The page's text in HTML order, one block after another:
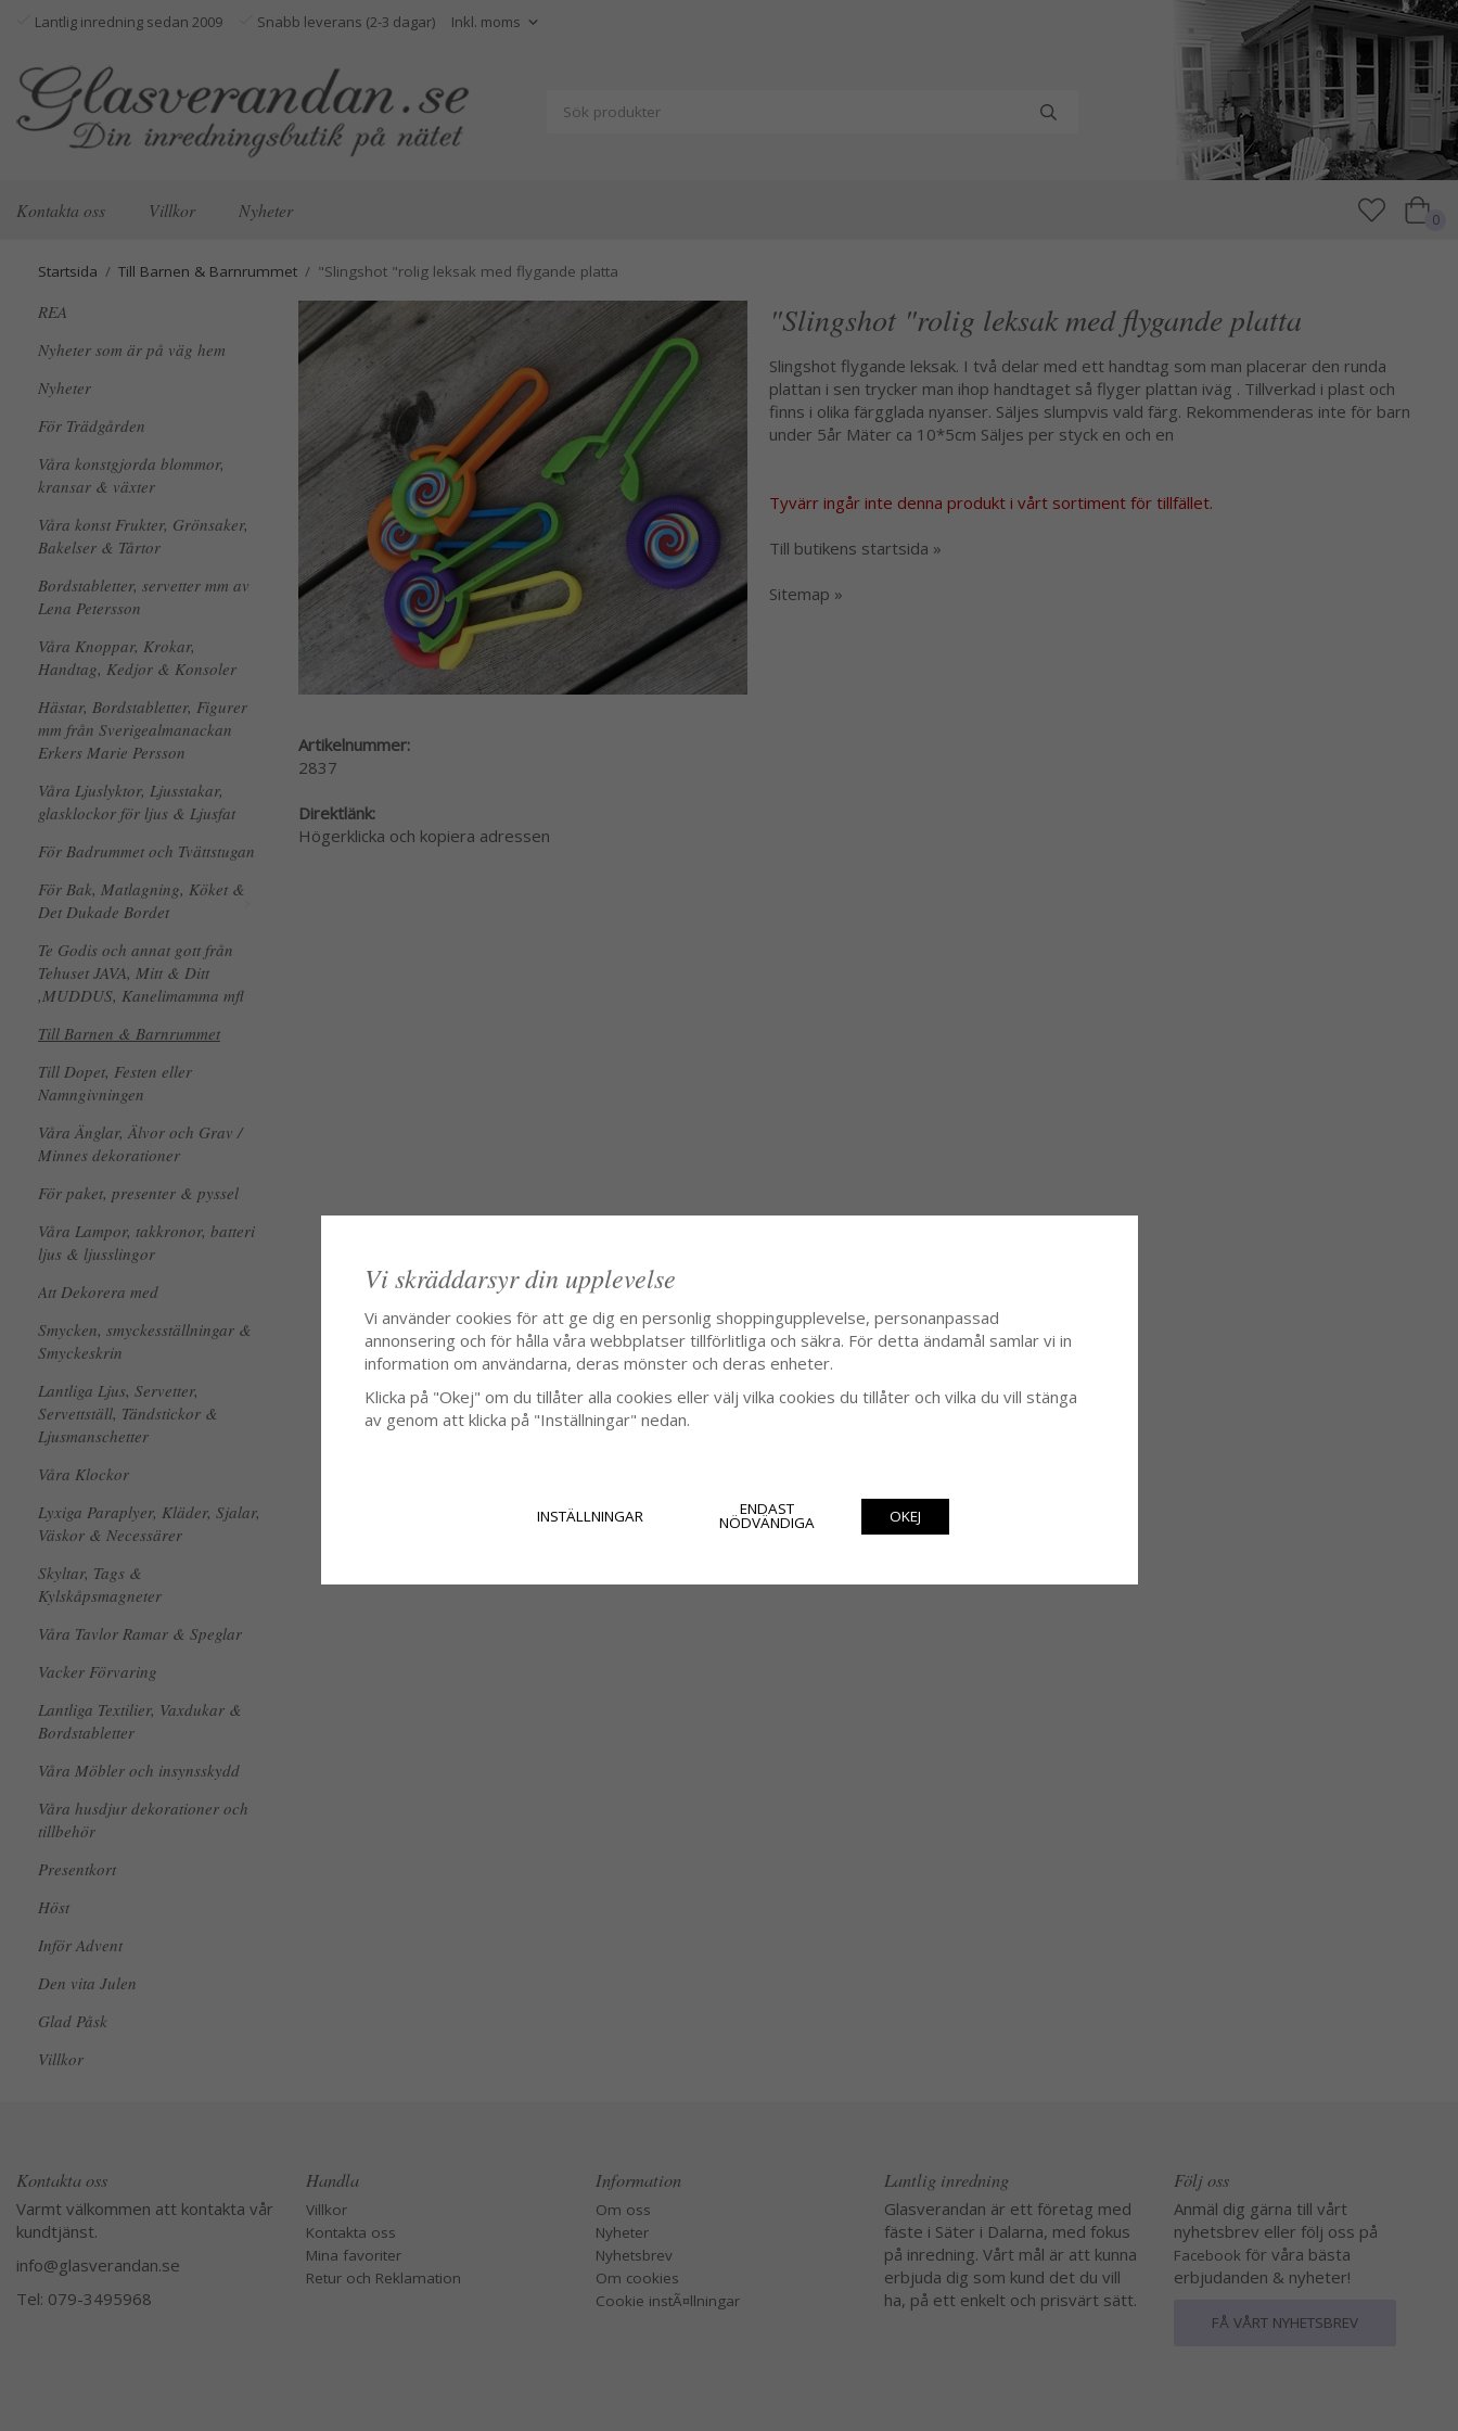
Lantlig inredning sedan 2009 Snabb leverans (2-3 dagar)
Kontakta oss Villkor Nyheter 0
Startsida / Till Barnen & Barnrummet / "Slingshot "rolig leksak med flygande platta
REA
Nyheter som är på väg hem
Nyheter
För Trädgården
Våra konstgjorda blommor,
kransar & växter
Våra konst Frukter, Grönsaker,
Bakelser & Tårtor
Bordstabletter, servetter mm av
Lena Petersson
Våra Knoppar, Krokar,
Handtag, Kedjor & Konsoler
Hästar, Bordstabletter, Figurer
mm från Sverigealmanackan
Erkers Marie Persson
Våra Ljuslyktor, Ljusstakar,
glasklockor för ljus & Ljusfat
För Badrummet och Tvättstugan
För Bak, Matlagning, Köket &
Det Dukade Bordet
Te Godis och annat gott från
Tehuset JAVA, Mitt & Ditt
,MUDDUS, Kanelimamma mfl
Till Barnen & Barnrummet
Till Dopet, Festen eller
Namngivningen
Våra Änglar, Älvor och Grav /
Minnes dekorationer
För paket, presenter & pyssel
Våra Lampor, takkronor, batteri
ljus & ljusslingor
Att Dekorera med
Smycken, smyckesställningar &
Smyckeskrin
Lantliga Ljus, Servetter,
Servettställ, Tändstickor &
Ljusmanschetter
Våra Klockor
Lyxiga Paraplyer, Kläder, Sjalar,
Väskor & Necessärer
Skyltar, Tags &
Kylskåpsmagneter
Våra Tavlor Ramar & Speglar
Vacker Förvaring
Lantliga Textilier, Vaxdukar &
Bordstabletter
Våra Möbler och insynsskydd
Våra husdjur dekorationer och
tillbehör
Presentkort
Höst
Inför Advent
Den vita Julen
Glad Påsk
Villkor
"Slingshot "rolig leksak med flygande platta
Slingshot flygande leksak. I två delar med ett handtag som man placerar den runda
plattan i sen trycker man ihop handtaget så flyger plattan iväg . Tillverkad i plast och
finns i olika färgglada nyanser. Säljes slumpvis vald färg. Rekommenderas inte för barn
under 5år Mäter ca 10*5cm Säljes per styck en och en
Tyvärr ingår inte denna produkt i vårt sortiment för tillfället.
Till butikens startsida »
Sitemap »
Artikelnummer:
2837
Direktlänk:
Högerklicka och kopiera adressen
Kontakta oss
Varmt välkommen att kontakta vår
kundtjänst.
info@glasverandan.se
Tel: 079-3495968
Handla
Villkor
Kontakta oss
Mina favoriter
Retur och Reklamation
Information
Om oss
Nyheter
Nyhetsbrev
Om cookies
Cookie instÃ¤llningar
Lantlig inredning
Glasverandan är ett företag med
fäste i Säter i Dalarna, med fokus
på inredning. Vårt mål är att kunna
erbjuda dig som kund det du vill
ha, på ett enkelt och prisvärt sätt.
Följ oss
Anmäl dig gärna till vårt
nyhetsbrev eller följ oss på
Facebook för våra bästa
erbjudanden & nyheter!
FÅ VÅRT NYHETSBREV
Vi skräddarsyr din upplevelse
Vi använder cookies för att ge dig en personlig shoppingupplevelse, personanpassad
annonsering och för hålla våra webbplatser tillförlitliga och säkra. För detta ändamål samlar vi in
information om användarna, deras mönster och deras enheter.
Klicka på "Okej" om du tillåter alla cookies eller välj vilka cookies du tillåter och vilka du vill stänga
av genom att klicka på "Inställningar" nedan.
INSTÄLLNINGAR ENDAST
NÖDVÄNDIGA OKEJ